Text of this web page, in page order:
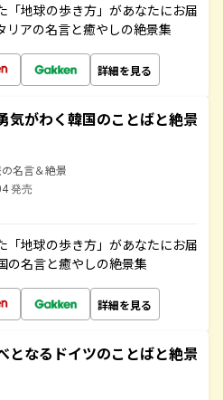
「地球の歩き方」があなたにお届
リアの名言と癒やしの絶景集
詳細を見る
気がわく韓国のことばと絶景
名言＆絶景
発売
「地球の歩き方」があなたにお届
の名言と癒やしの絶景集
詳細を見る
となるドイツのことばと絶景